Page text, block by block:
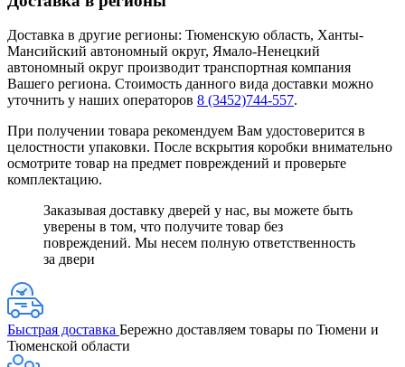
Доставка в другие регионы: Тюменскую область, Ханты-
Мансийский автономный округ, Ямало-Ненецкий
автономный округ производит транспортная компания
Вашего региона. Стоимость данного вида доставки можно
уточнить у наших операторов 8 (3452)744-557.
При получении товара рекомендуем Вам удостоверится в
целостности упаковки. После вскрытия коробки внимательно
осмотрите товар на предмет повреждений и проверьте
комплектацию.
Заказывая доставку дверей у нас, вы можете быть
уверены в том, что получите товар без
повреждений. Мы несем полную ответственность
за двери
Быстрая доставка Бережно доставляем товары по Тюмени и
Тюменской области